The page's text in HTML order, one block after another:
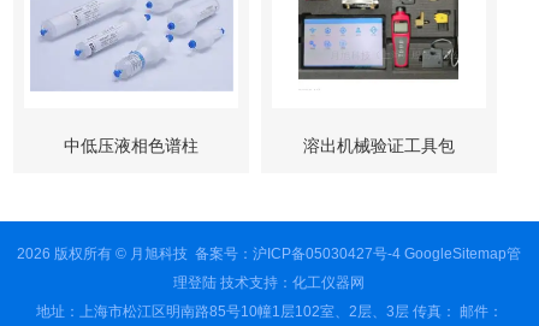
中低压液相色谱柱 溶出机械验证工具包
2026 版权所有 © 月旭科技备案号：沪ICP备05030427号-4 GoogleSitemap管
理登陆 技术支持：化工仪器网
地址：上海市松江区明南路85号10幢1层102室、2层、3层 传真： 邮件：